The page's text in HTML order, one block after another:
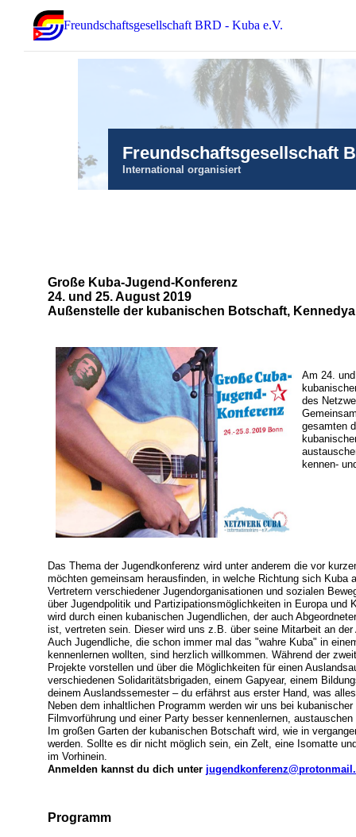
Freundschaftsgesellschaft BRD - Kuba e.V.
Freundschaftsgesellschaft
International organisiert
Große Kuba-Jugend-Konferenz
24. und 25. August 2019
Außenstelle der kubanischen Botschaft,
Am 24.
des
gesamten
kennen-
Das Thema der Jugendkonferenz wird unter anderem die vor
möchten gemeinsam herausfinden, in welche Richtung sich Kuba
Vertretern verschiedener Jugendorganisationen und sozialen
über Jugendpolitik und Partizipationsmöglichkeiten in Europa und
wird durch einen kubanischen Jugendlichen, der auch
ist, vertreten sein. Dieser wird uns z.B. über seine Mitarbeit an
Auch Jugendliche, die schon immer mal das "wahre Kuba" in
kennenlernen wollten, sind herzlich willkommen. Während der
Projekte vorstellen und über die Möglichkeiten für einen
verschiedenen Solidaritätsbrigaden, einem Gapyear, einem
deinem Auslandssemester – du erfährst aus erster Hand, was
Neben dem inhaltlichen Programm werden wir uns bei
Filmvorführung und einer Party besser kennenlernen,
Im großen Garten der kubanischen Botschaft wird, wie in
werden. Sollte es dir nicht möglich sein, ein Zelt, eine Isomatte
im Vorhinein.
Anmelden kannst du dich unter
Programm